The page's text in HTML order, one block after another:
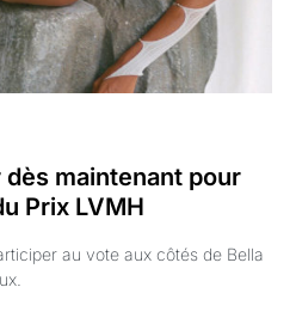
maintenant pour
Prix LVMH
au vote aux côtés de Bella